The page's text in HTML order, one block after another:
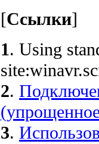
[Ссылки]
1. Using
2.
3.